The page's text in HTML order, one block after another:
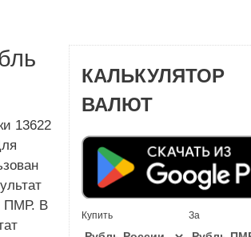
13622
ПМР. В
КАЛЬКУЛЯТОР
ВАЛЮТ
Купить За